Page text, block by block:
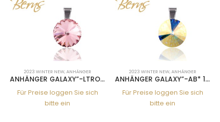
2023 WINTER NEW,ANHÄNGER
ANHÄNGER GALAXY”-LTRO 14MM”
Für Preise loggen Sie sich
bitte ein
2023 WINTER NEW,ANHÄNGER
ANHÄNGER GALAXY”-AB* 14MM”
Für Preise loggen Sie sich
bitte ein